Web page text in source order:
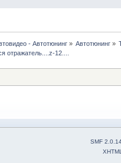
- Автотюнинг» Автотюнинг»
отражатель....z-12....
SMF